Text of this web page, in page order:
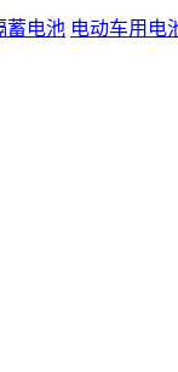
蓄电池 电动车用电